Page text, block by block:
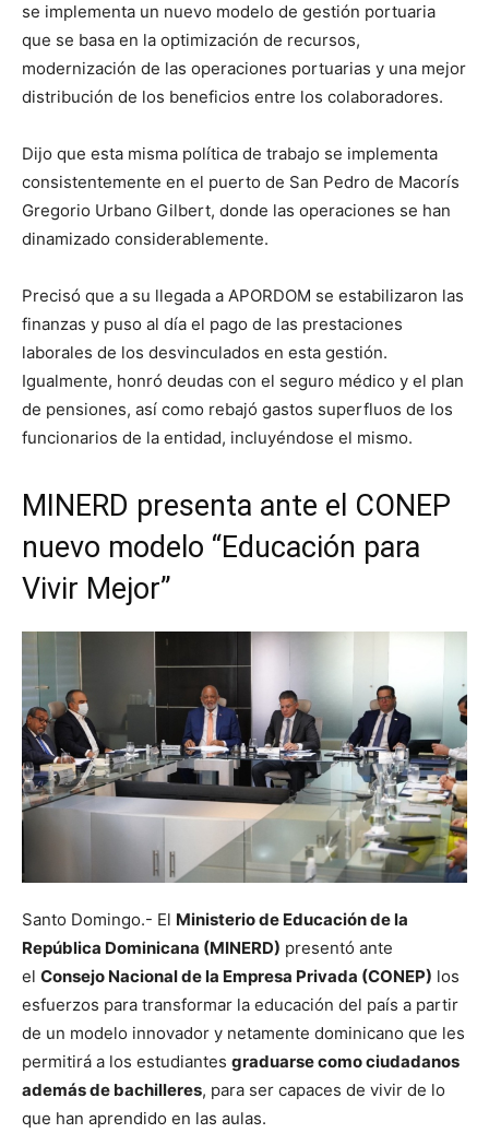
se implementa un nuevo modelo de gestión portuaria
que se basa en la optimización de recursos,
modernización de las operaciones portuarias y una mejor
distribución de los beneficios entre los colaboradores.
Dijo que esta misma política de trabajo se implementa
consistentemente en el puerto de San Pedro de Macorís
Gregorio Urbano Gilbert, donde las operaciones se han
dinamizado considerablemente.
Precisó que a su llegada a APORDOM se estabilizaron las
finanzas y puso al día el pago de las prestaciones
laborales de los desvinculados en esta gestión.
Igualmente, honró deudas con el seguro médico y el plan
de pensiones, así como rebajó gastos superfluos de los
funcionarios de la entidad, incluyéndose el mismo.
MINERD presenta ante el CONEP
nuevo modelo “Educación para
Vivir Mejor”
Santo Domingo.- El Ministerio de Educación de la
República Dominicana (MINERD) presentó ante
el Consejo Nacional de la Empresa Privada (CONEP) los
esfuerzos para transformar la educación del país a partir
de un modelo innovador y netamente dominicano que les
permitirá a los estudiantes graduarse como ciudadanos
además de bachilleres, para ser capaces de vivir de lo
que han aprendido en las aulas.